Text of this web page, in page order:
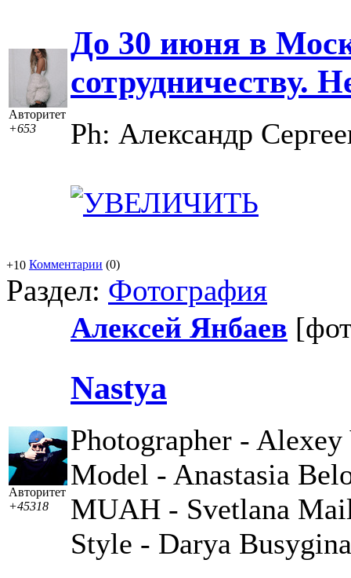
Авторитет
+653
До 30 июня в
сотрудничеству.
Ph: Александр
+10 Комментарии (0)
Раздел: Фотография
Авторитет
+45318
Алексей Янбаев
Nastya
Photographer - Alexey
Model - Anastasia
MUAH - Svetlana
Style - Darya Busygina